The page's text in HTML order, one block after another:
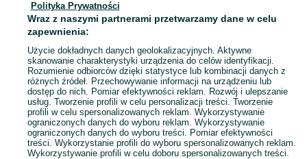
Mapa miejscowości
Mapa ministron
Polityka Prywatności
Wraz z naszymi partnerami przetwarzamy dane w celu
zapewnienia:
Użycie dokładnych danych geolokalizacyjnych. Aktywne
skanowanie charakterystyki urządzenia do celów identyfikacji.
Rozumienie odbiorców dzięki statystyce lub kombinacji danych z
różnych źródeł. Przechowywanie informacji na urządzeniu lub
dostęp do nich. Pomiar efektywności reklam. Rozwój i ulepszanie
usług. Tworzenie profili w celu personalizacji treści. Tworzenie
profili w celu spersonalizowanych reklam. Wykorzystywanie
ograniczonych danych do wyboru reklam. Wykorzystywanie
ograniczonych danych do wyboru treści. Pomiar efektywności
treści. Wykorzystanie profili do wyboru spersonalizowanych reklam.
Wykorzystywanie profili w celu doboru spersonalizowanych treści.